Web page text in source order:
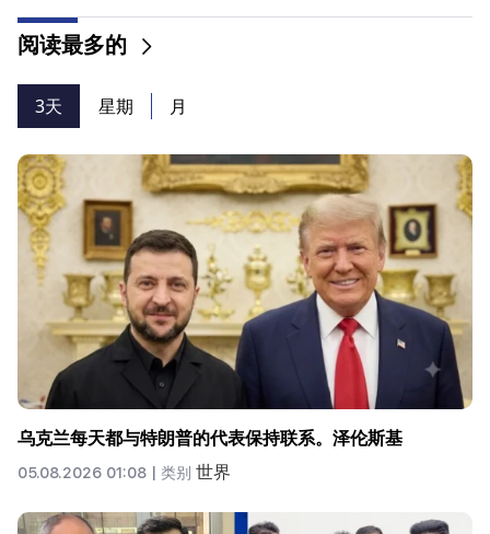
阅读最多的
3天 星期 月
乌克兰每天都与特朗普的代表保持联系。泽伦斯基
05.08.2026 01:08 | 类别 世界